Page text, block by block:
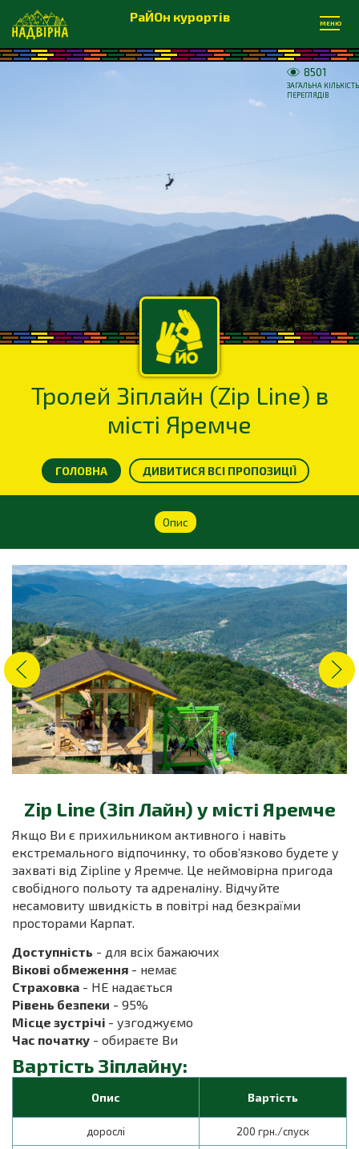
РаЙОн курортів МЕНЮ
Тролей Зіплайн (Zip Line) в
місті Яремче
8501
ЗАГАЛЬНА КІЛЬКІСТЬ
ПЕРЕГЛЯДІВ
ГОЛОВНА ДИВИТИСЯ ВСІ ПРОПОЗИЦІЇ
Опис
Zip Line (Зіп Лайн) у місті Яремче
Якщо Ви є прихильником активного і навіть
екстремального відпочинку, то обов’язково будете у
захваті від Zipline у Яремче. Це неймовірна пригода
свобідного польоту та адреналіну. Відчуйте
несамовиту швидкість в повітрі над безкраїми
просторами Карпат.
Доступність - для всіх бажаючих
Вікові обмеження - немає
Страховка - НЕ надається
Рівень безпеки - 95%
Місце зустрічі - узгоджуємо
Час початку - обираєте Ви
Вартість Зіплайну:
Опис Вартість
дорослі 200 грн./спуск